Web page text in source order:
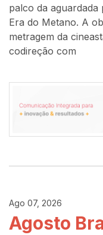
palco da
Era do Metano. A
metragem da
codireção com
Ago 07, 2026
Agosto